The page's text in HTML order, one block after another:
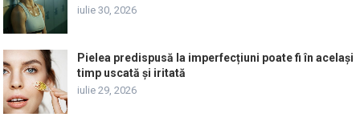
iulie 30, 2026
Pielea predispusă la imperfecțiuni poate fi în același
timp uscată și iritată
iulie 29, 2026